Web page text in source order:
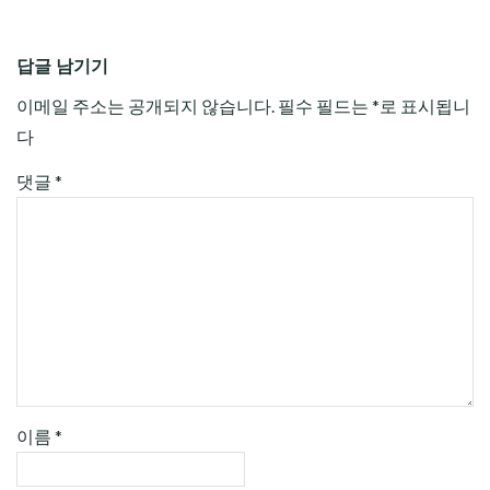
답글 남기기
이메일 주소는 공개되지 않습니다. 필수 필드는 * 로 표시됩니
다
댓글 *
이름 *